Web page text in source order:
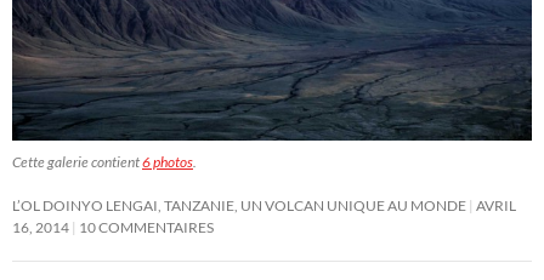
Cette galerie contient6 photos
L’OL DOINYO LENGAI, TANZANIE, UN VOLCAN UNIQUE AU MONDE AVRIL
16, 2014 10 COMMENTAIRES